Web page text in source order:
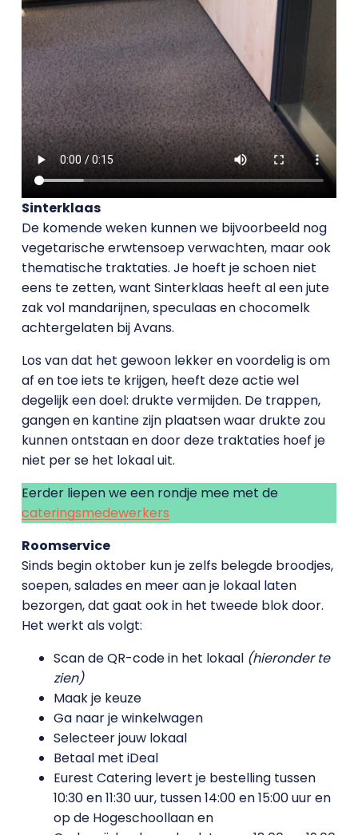
Sinterklaas
De komende weken kunnen we bijvoorbeeld nog
vegetarische erwtensoep verwachten, maar ook
thematische traktaties. Je hoeft je schoen niet
eens te zetten, want Sinterklaas heeft al een jute
zak vol mandarijnen, speculaas en chocomelk
achtergelaten bij Avans.
Los van dat het gewoon lekker en voordelig is om
af en toe iets te krijgen, heeft deze actie wel
degelijk een doel: drukte vermijden. De trappen,
gangen en kantine zijn plaatsen waar drukte zou
kunnen ontstaan en door deze traktaties hoef je
niet per se het lokaal uit.
Eerder liepen we een rondje mee met de
cateringsmedewerkers
Roomservice
Sinds begin oktober kun je zelfs belegde broodjes,
soepen, salades en meer aan je lokaal laten
bezorgen, dat gaat ook in het tweede blok door.
Het werkt als volgt:
Scan de QR-code in het lokaal (hieronder te
zien)
Maak je keuze
Ga naar je winkelwagen
Selecteer jouw lokaal
Betaal met iDeal
Eurest Catering levert je bestelling tussen
10:30 en 11:30 uur, tussen 14:00 en 15:00 uur en
op de Hogeschoollaan en